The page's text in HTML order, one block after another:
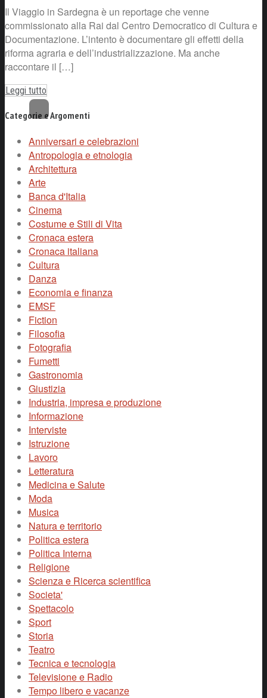
Il Viaggio in Sardegna è un reportage che venne
commissionato alla Rai dal Centro Democratico di Cultura e
Documentazione. L’intento è documentare gli effetti della
riforma agraria e dell’industrializzazione. Ma anche
raccontare il […]
Leggi tutto
Categorie e Argomenti
Anniversari e celebrazioni
Antropologia e etnologia
Architettura
Arte
Banca d'Italia
Cinema
Costume e Stili di Vita
Cronaca estera
Cronaca italiana
Cultura
Danza
Economia e finanza
EMSF
Fiction
Filosofia
Fotografia
Fumetti
Gastronomia
Giustizia
Industria, impresa e produzione
Informazione
Interviste
Istruzione
Lavoro
Letteratura
Medicina e Salute
Moda
Musica
Natura e territorio
Politica estera
Politica Interna
Religione
Scienza e Ricerca scientifica
Societa'
Spettacolo
Sport
Storia
Teatro
Tecnica e tecnologia
Televisione e Radio
Tempo libero e vacanze